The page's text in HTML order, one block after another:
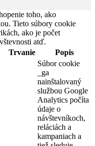
toho, ako
Tieto súbory cookie
ako je počet
atď.
Trvanie Popis
Súbor cookie
_ga
nainštalovaný
službou Google
Analytics počíta
údaje o
návštevníkoch,
reláciách a
kampaniach a